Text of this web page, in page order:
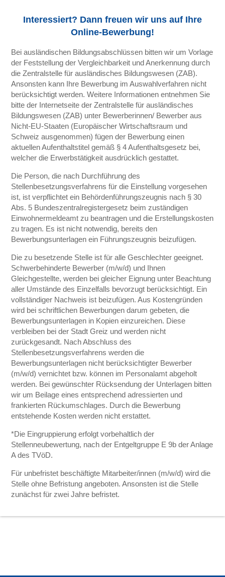
Interessiert? Dann freuen wir uns auf Ihre
Online-Bewerbung!
Bei ausländischen Bildungsabschlüssen bitten wir um Vorlage
der Feststellung der Vergleichbarkeit und Anerkennung durch
die Zentralstelle für ausländisches Bildungswesen (ZAB).
Ansonsten kann Ihre Bewerbung im Auswahlverfahren nicht
berücksichtigt werden. Weitere Informationen entnehmen Sie
bitte der Internetseite der Zentralstelle für ausländisches
Bildungswesen (ZAB) unter Bewerberinnen/ Bewerber aus
Nicht-EU-Staaten (Europäischer Wirtschaftsraum und
Schweiz ausgenommen) fügen der Bewerbung einen
aktuellen Aufenthaltstitel gemäß § 4 Aufenthaltsgesetz bei,
welcher die Erwerbstätigkeit ausdrücklich gestattet.
Die Person, die nach Durchführung des
Stellenbesetzungsverfahrens für die Einstellung vorgesehen
ist, ist verpflichtet ein Behördenführungszeugnis nach § 30
Abs. 5 Bundeszentralregistergesetz beim zuständigen
Einwohnermeldeamt zu beantragen und die Erstellungskosten
zu tragen. Es ist nicht notwendig, bereits den
Bewerbungsunterlagen ein Führungszeugnis beizufügen.
Die zu besetzende Stelle ist für alle Geschlechter geeignet.
Schwerbehinderte Bewerber (m/w/d) und Ihnen
Gleichgestellte, werden bei gleicher Eignung unter Beachtung
aller Umstände des Einzelfalls bevorzugt berücksichtigt. Ein
vollständiger Nachweis ist beizufügen. Aus Kostengründen
wird bei schriftlichen Bewerbungen darum gebeten, die
Bewerbungsunterlagen in Kopien einzureichen. Diese
verbleiben bei der Stadt Greiz und werden nicht
zurückgesandt. Nach Abschluss des
Stellenbesetzungsverfahrens werden die
Bewerbungsunterlagen nicht berücksichtigter Bewerber
(m/w/d) vernichtet bzw. können im Personalamt abgeholt
werden. Bei gewünschter Rücksendung der Unterlagen bitten
wir um Beilage eines entsprechend adressierten und
frankierten Rückumschlages. Durch die Bewerbung
entstehende Kosten werden nicht erstattet.
*Die Eingruppierung erfolgt vorbehaltlich der
Stellenneubewertung, nach der Entgeltgruppe E 9b der Anlage
A des TVöD.
Für unbefristet beschäftigte Mitarbeiter/innen (m/w/d) wird die
Stelle ohne Befristung angeboten. Ansonsten ist die Stelle
zunächst für zwei Jahre befristet.